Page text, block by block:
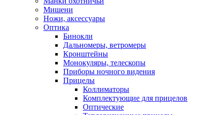
Мишени
Ножи, аксессуары
Оптика
Бинокли
Дальномеры, ветромеры
Кронштейны
Монокуляры, телескопы
Приборы ночного видения
Прицелы
Коллиматоры
Комплектующие для прицелов
Оптические